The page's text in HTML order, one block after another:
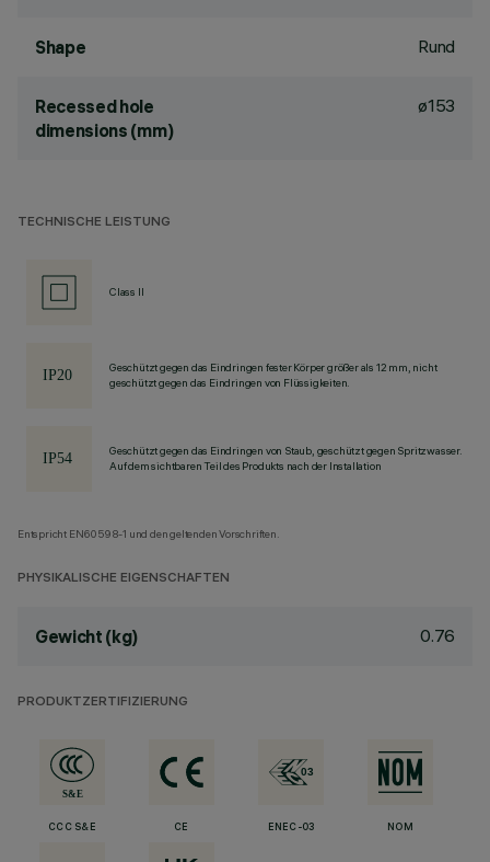
Shape Rund
Recessed hole
dimensions (mm)
ø153
TECHNISCHE LEISTUNG
Class II
Geschützt gegen das Eindringen fester Körper größer als 12 mm, nicht
geschützt gegen das Eindringen von Flüssigkeiten.
Geschützt gegen das Eindringen von Staub, geschützt gegen Spritzwasser.
Auf dem sichtbaren Teil des Produkts nach der Installation
Entspricht EN60598-1 und den geltenden Vorschriften.
PHYSIKALISCHE EIGENSCHAFTEN
Gewicht (kg) 0.76
PRODUKTZERTIFIZIERUNG
CCC S&E CE ENEC-03 NOM